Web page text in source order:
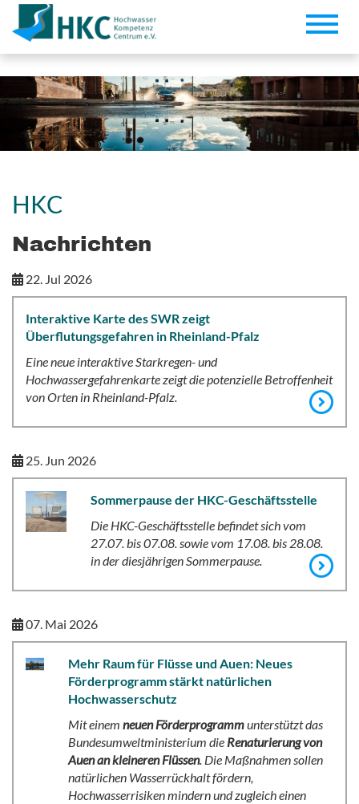
Toggle
HKC
Nachrichten
22. Jul 2026
Interaktive Karte des SWR zeigt
Überflutungsgefahren in Rheinland-Pfalz
Eine neue interaktive Starkregen- und
Hochwassergefahrenkarte zeigt die potenzielle Betroffenheit
von Orten in Rheinland-Pfalz.
25. Jun 2026
Sommerpause der HKC-Geschäftsstelle
Die HKC-Geschäftsstelle befindet sich vom
27.07. bis 07.08. sowie vom 17.08. bis 28.08.
in der diesjährigen Sommerpause.
07. Mai 2026
Mehr Raum für Flüsse und Auen: Neues
Förderprogramm stärkt natürlichen
Hochwasserschutz
Mit einem neuen Förderprogrammunterstützt das
Bundesumweltministerium dieRenaturierung von
Auen an kleineren Flüssen. Die Maßnahmen sollen
natürlichen Wasserrückhalt fördern,
Hochwasserrisiken mindern und zugleich einen